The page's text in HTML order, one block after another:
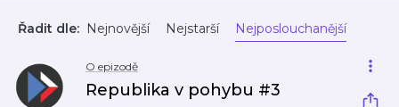
Řadit dle: Nejnovější Nejstarší Nejposlouchanější
O epizodě
Republika v pohybu #3